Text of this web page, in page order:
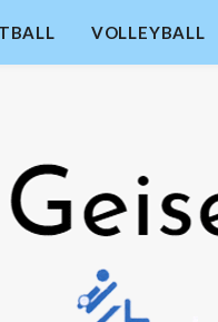
VOLLEYBALL